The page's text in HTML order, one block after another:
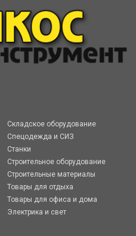
Складское оборудование
Спецодежда и СИЗ
Станки
Строительное оборудование
Строительные материалы
Товары для отдыха
Товары для офиса и дома
Электрика и свет